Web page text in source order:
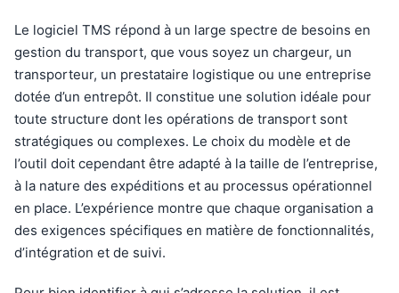
Le logiciel TMS répond à un large spectre de besoins en
gestion du transport, que vous soyez un chargeur, un
transporteur, un prestataire logistique ou une entreprise
dotée d’un entrepôt. Il constitue une solution idéale pour
toute structure dont les opérations de transport sont
stratégiques ou complexes. Le choix du modèle et de
l’outil doit cependant être adapté à la taille de l’entreprise,
à la nature des expéditions et au processus opérationnel
en place. L’expérience montre que chaque organisation a
des exigences spécifiques en matière de fonctionnalités,
d’intégration et de suivi.